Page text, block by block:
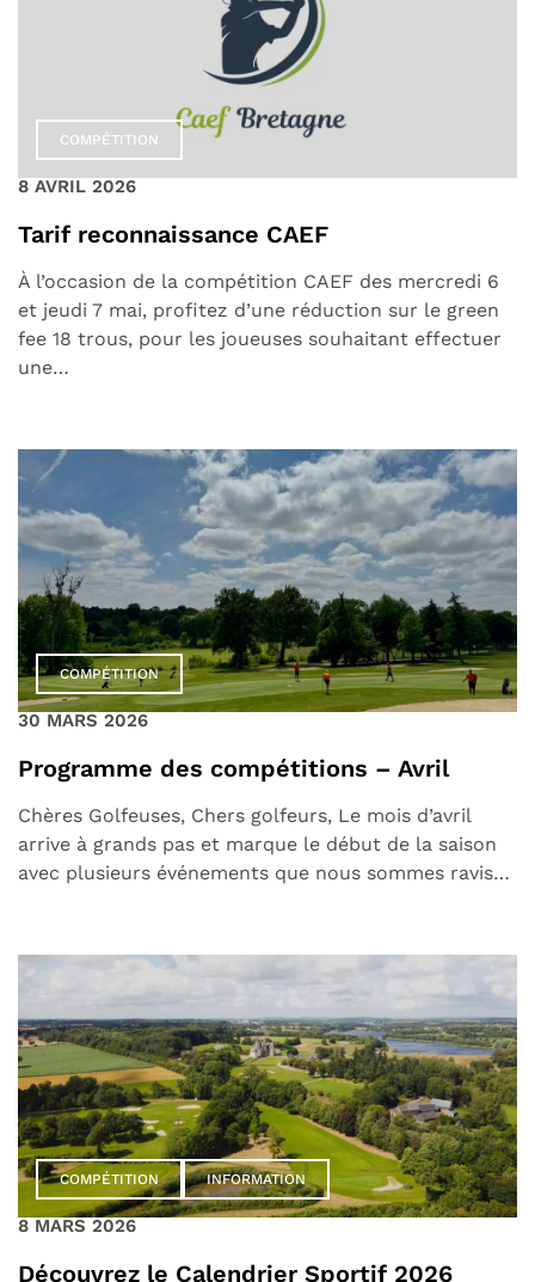
COMPÉTITION
8 AVRIL 2026
Tarif reconnaissance CAEF
À l’occasion de la compétition CAEF des mercredi 6
et jeudi 7 mai, profitez d’une réduction sur le green
fee 18 trous, pour les joueuses souhaitant effectuer
une…
COMPÉTITION
30 MARS 2026
Programme des compétitions – Avril
Chères Golfeuses, Chers golfeurs, Le mois d’avril
arrive à grands pas et marque le début de la saison
avec plusieurs événements que nous sommes ravis…
COMPÉTITION INFORMATION
8 MARS 2026
Découvrez le Calendrier Sportif 2026